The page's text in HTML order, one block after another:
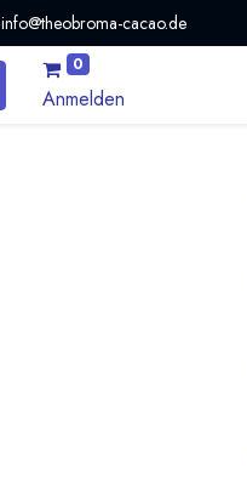
info@theobroma-cacao.de
0
Anmelden